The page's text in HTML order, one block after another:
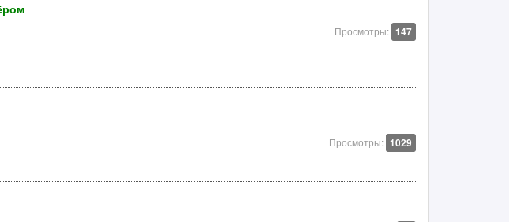
Просмотры: 147
Просмотры: 1029